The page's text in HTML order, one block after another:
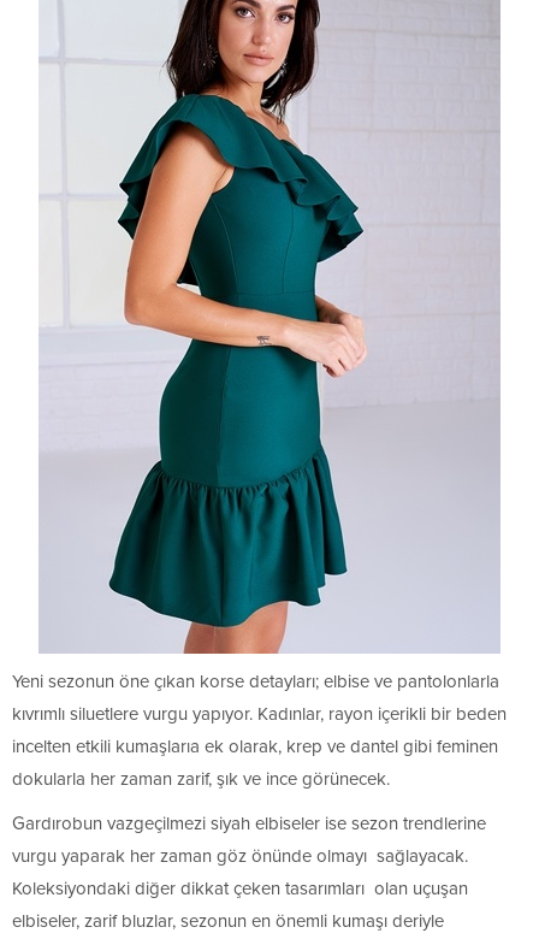
Yeni sezonun öne çıkan korse detayları; elbise ve pantolonlarla
kıvrımlı siluetlere vurgu yapıyor. Kadınlar, rayon içerikli bir beden
incelten etkili kumaşlarıa ek olarak, krep ve dantel gibi feminen
dokularla her zaman zarif, şık ve ince görünecek.
Gardırobun vazgeçilmezi siyah elbiseler ise sezon trendlerine
vurgu yaparak her zaman göz önünde olmayı sağlayacak.
Koleksiyondaki diğer dikkat çeken tasarımları olan uçuşan
elbiseler, zarif bluzlar, sezonun en önemli kumaşı deriyle